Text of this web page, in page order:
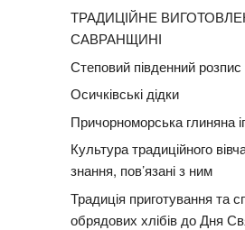
ТРАДИЦІЙНЕ
САВРАНЩИНІ
Степовий південний розпис
Осичківські дідки
Причорноморська глиняна
Культура традиційного
знання, пов’язані з ним
Традиція приготування та
обрядових хлібів до Дня